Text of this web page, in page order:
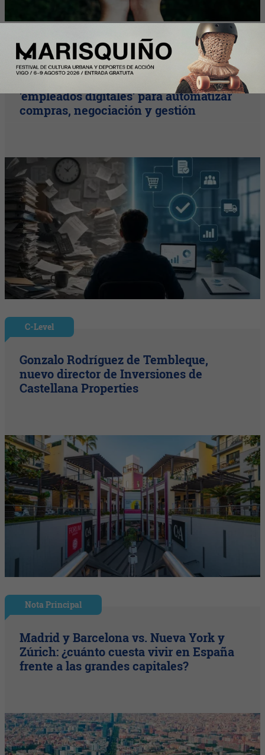
Plus
Las empresas integran los primeros
'empleados digitales' para automatizar
compras, negociación y gestión
C-Level
Gonzalo Rodríguez de Tembleque,
nuevo director de Inversiones de
Castellana Properties
Nota Principal
Madrid y Barcelona vs. Nueva York y
Zúrich: ¿cuánto cuesta vivir en España
frente a las grandes capitales?